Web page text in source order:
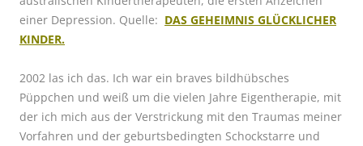
einer Depression. Quelle: DAS GEHEIMNIS GLÜCKLICHER
KINDER.
2002 las ich das. Ich war ein braves bildhübsches
Püppchen und weiß um die vielen Jahre Eigentherapie, mit
der ich mich aus der Verstrickung mit den Traumas meiner
Vorfahren und der geburtsbedingten Schockstarre und